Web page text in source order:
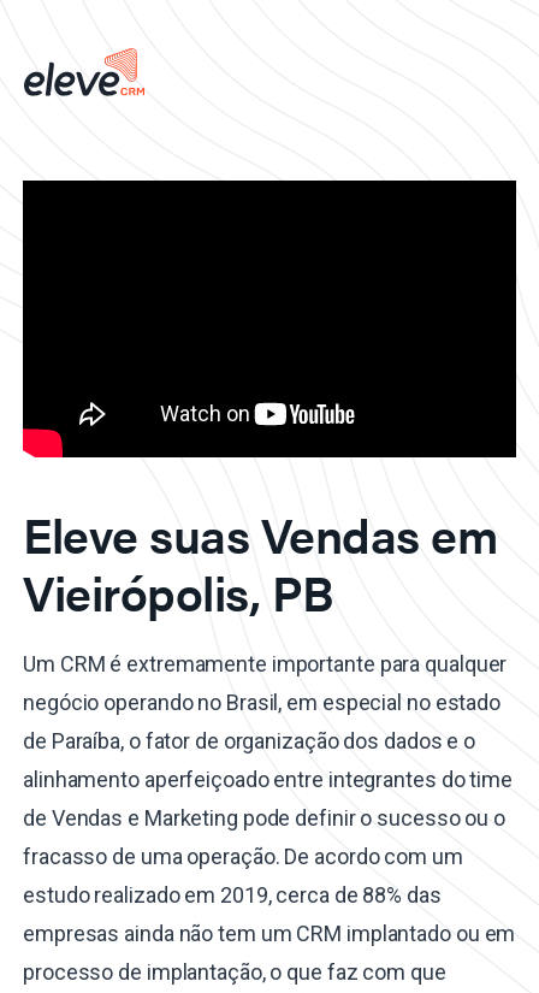
Eleve suas Vendas em
Vieirópolis, PB
Um CRM é extremamente importante para qualquer
negócio operando no Brasil, em especial no estado
de Paraíba, o fator de organização dos dados e o
alinhamento aperfeiçoado entre integrantes do time
de Vendas e Marketing pode definir o sucesso ou o
fracasso de uma operação. De acordo com um
estudo realizado em 2019, cerca de 88% das
empresas ainda não tem um CRM implantado ou em
processo de implantação, o que faz com que